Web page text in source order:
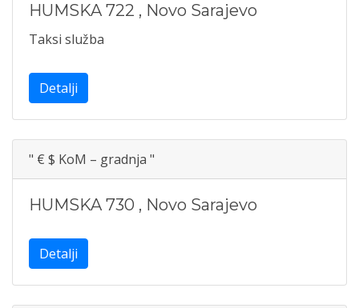
HUMSKA 722 , Novo Sarajevo
Taksi služba
Detalji
" € $ KoM – gradnja "
HUMSKA 730 , Novo Sarajevo
Detalji